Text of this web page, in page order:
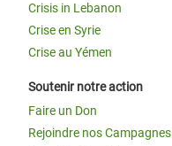
Crisis in Lebanon
Crise en Syrie
Crise au Yémen
Soutenir notre action
Faire un Don
Rejoindre nos Campagnes